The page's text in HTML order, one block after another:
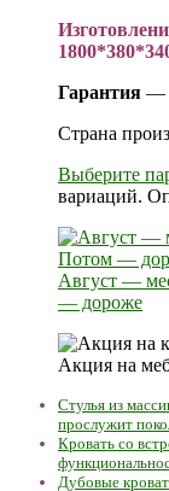
Гарантия —
Страна
Выберите
вариаций.
Август —
— дороже
Акция на
Стулья из
прослужит
Кровать со
Дубовые